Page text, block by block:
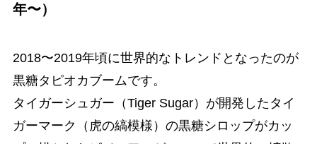
年〜）
2018〜2019年頃に世界的なトレンドとなったのが
黒糖タピオカブームです。
タイガーシュガー（Tiger Sugar）が開発したタイ
ガーマーク（虎の縞模様）の黒糖シロップがカッ